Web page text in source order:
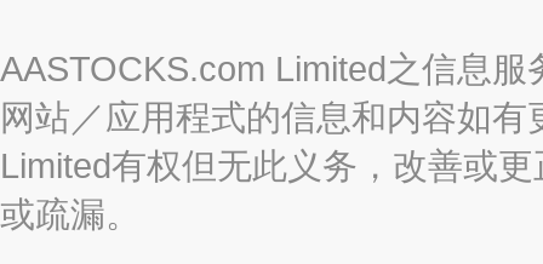
AASTOCKS.com Limited之信息
网站／应用程式的信息和内容如
Limited有权但无此义务，改善或
或疏漏。